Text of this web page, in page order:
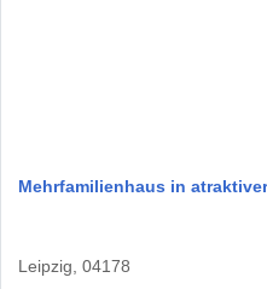
Mehrfamilienhaus in
Leipzig, 04178